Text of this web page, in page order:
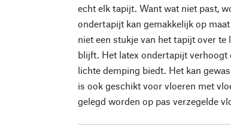
echt elk tapijt. Want wat niet past,
ondertapijt kan gemakkelijk op
niet een stukje van het tapijt over
blijft. Het latex ondertapijt
lichte demping biedt. Het kan
is ook geschikt voor vloeren met
gelegd worden op pas verzegelde